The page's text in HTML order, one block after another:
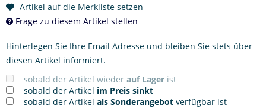
Artikel auf die Merkliste setzen
Frage zu diesem Artikel stellen
Hinterlegen Sie Ihre Email Adresse und bleiben Sie stets über
diesen Artikel informiert.
sobald der Artikel wieder auf Lager ist
sobald der Artikel im Preis sinkt
sobald der Artikel als Sonderangebot verfügbar ist